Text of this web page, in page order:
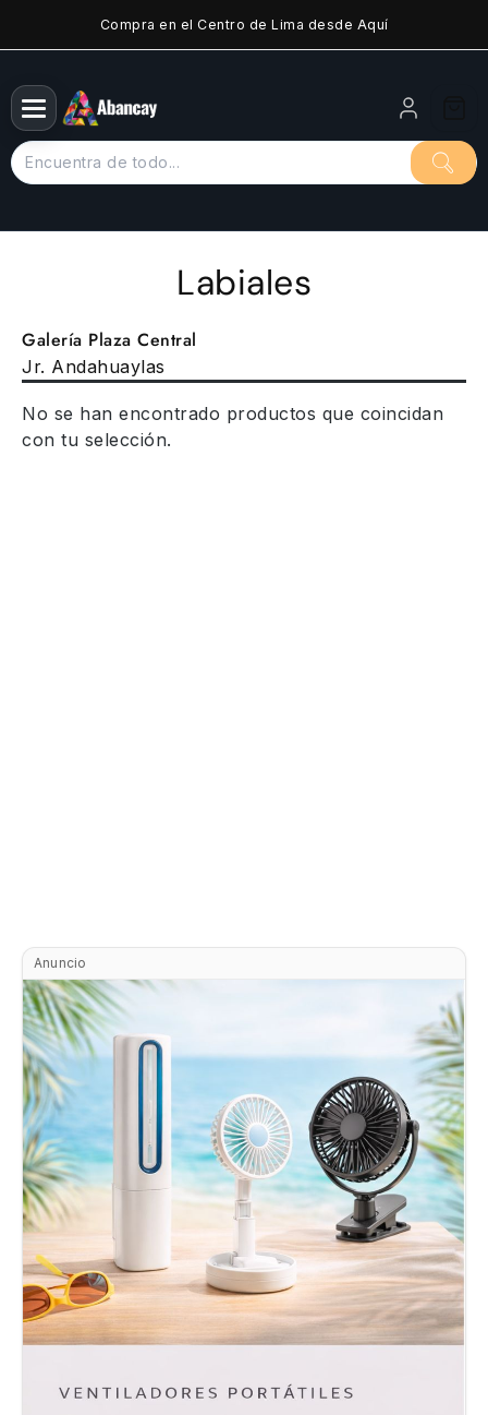
Compra en el Centro de Lima desde Aquí
Labiales
Anuncio
Galería Plaza Central
Jr. Andahuaylas
No se han encontrado productos que coincidan
con tu selección.